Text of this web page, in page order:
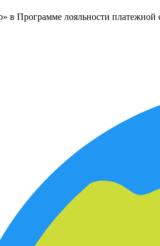
в Программе лояльности